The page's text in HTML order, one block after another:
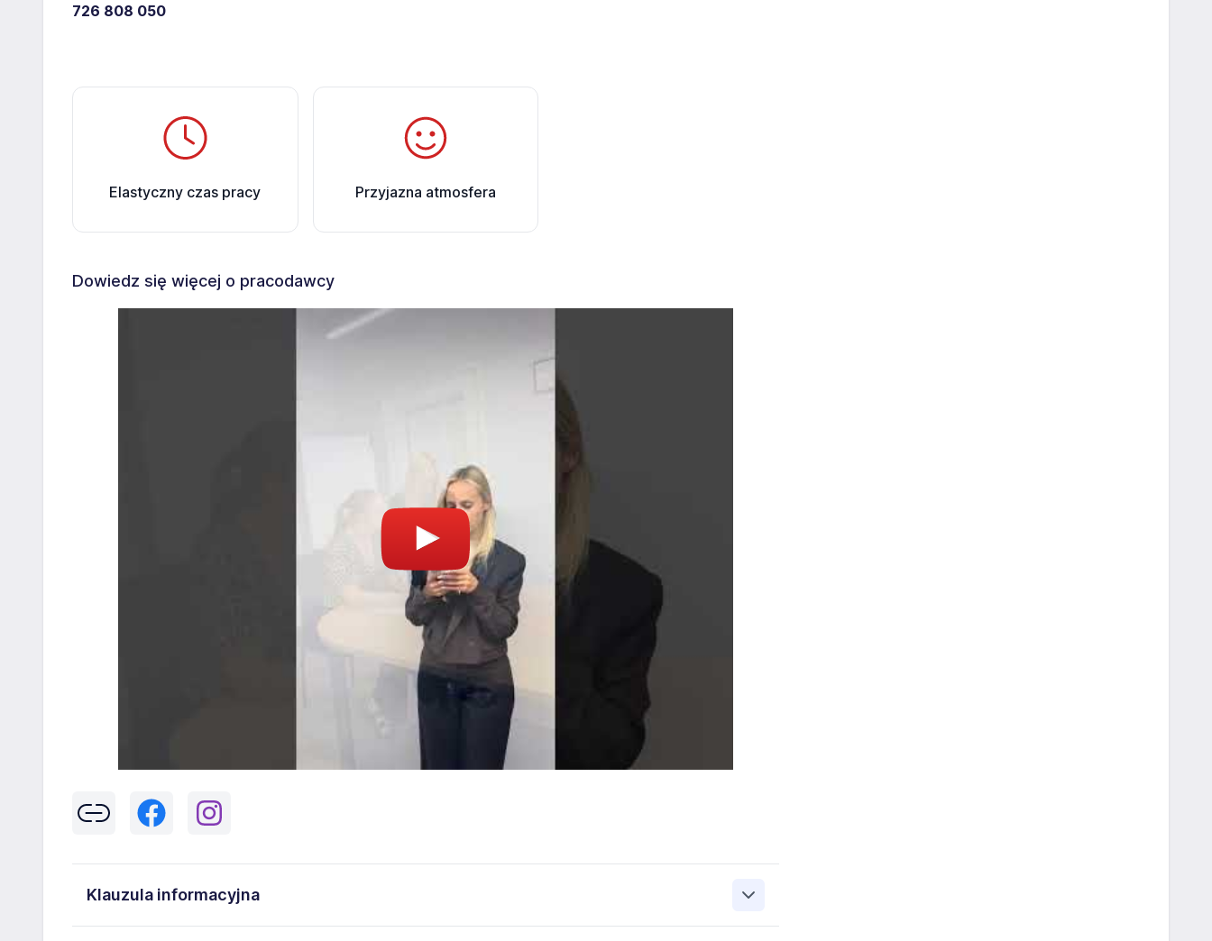
726 808 050​
Elastyczny czas pracy Przyjazna atmosfera
Dowiedz się więcej o pracodawcy
Klauzula informacyjna